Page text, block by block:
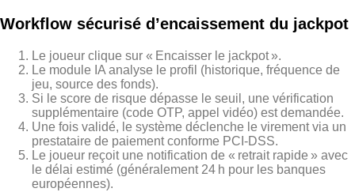
Workflow sécurisé d’encaissement du jackpot
Le joueur clique sur « Encaisser le jackpot ».
Le module IA analyse le profil (historique, fréquence de
jeu, source des fonds).
Si le score de risque dépasse le seuil, une vérification
supplémentaire (code OTP, appel vidéo) est demandée.
Une fois validé, le système déclenche le virement via un
prestataire de paiement conforme PCI‑DSS.
Le joueur reçoit une notification de « retrait rapide » avec
le délai estimé (généralement 24 h pour les banques
européennes).